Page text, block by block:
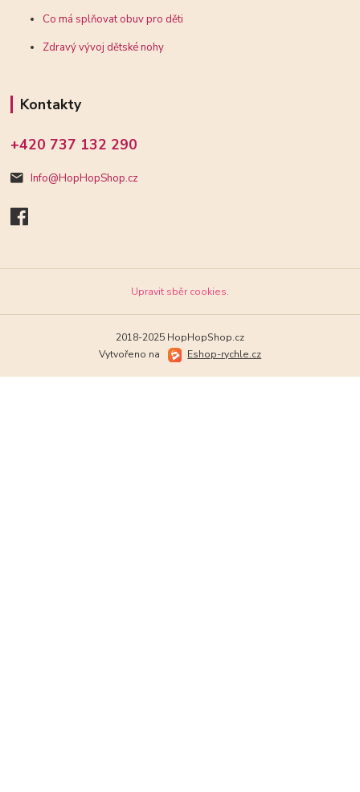
Co má splňovat obuv pro děti
Zdravý vývoj dětské nohy
Kontakty
+420 737 132 290
Info@HopHopShop.cz
Upravit sběr cookies.
2018-2025 HopHopShop.cz
Vytvořeno na
Eshop-rychle.cz